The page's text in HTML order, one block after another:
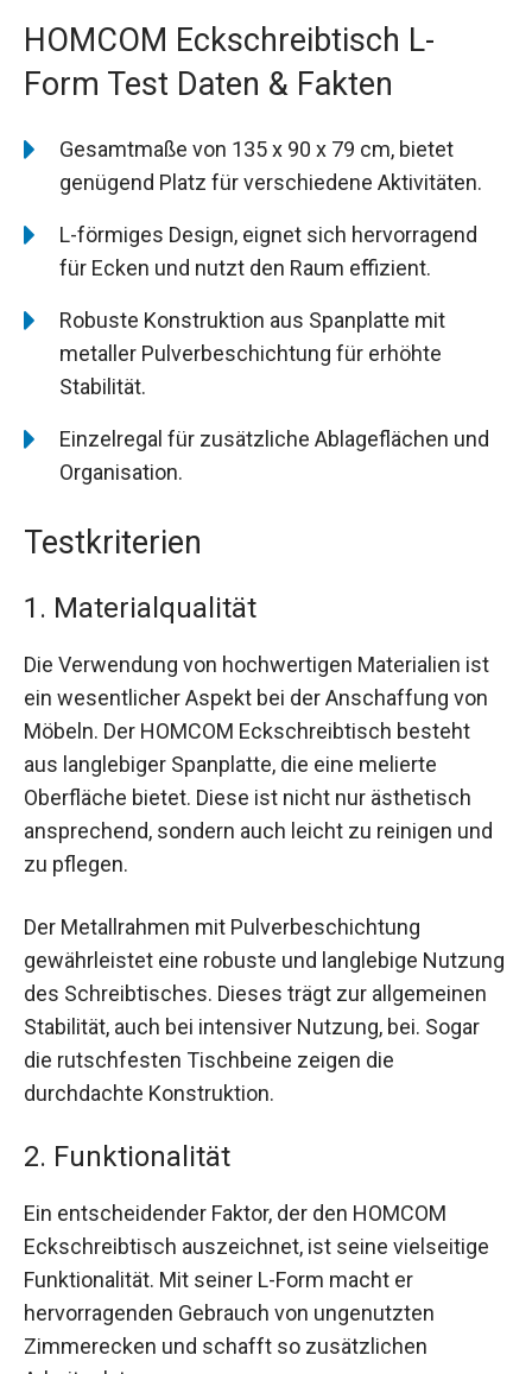
HOMCOM Eckschreibtisch L-
Form Test Daten & Fakten
Gesamtmaße von 135 x 90 x 79 cm, bietet
genügend Platz für verschiedene Aktivitäten.
L-förmiges Design, eignet sich hervorragend
für Ecken und nutzt den Raum effizient.
Robuste Konstruktion aus Spanplatte mit
metaller Pulverbeschichtung für erhöhte
Stabilität.
Einzelregal für zusätzliche Ablageflächen und
Organisation.
Testkriterien
1. Materialqualität
Die Verwendung von hochwertigen Materialien ist
ein wesentlicher Aspekt bei der Anschaffung von
Möbeln. Der HOMCOM Eckschreibtisch besteht
aus langlebiger Spanplatte, die eine melierte
Oberfläche bietet. Diese ist nicht nur ästhetisch
ansprechend, sondern auch leicht zu reinigen und
zu pflegen.
Der Metallrahmen mit Pulverbeschichtung
gewährleistet eine robuste und langlebige Nutzung
des Schreibtisches. Dieses trägt zur allgemeinen
Stabilität, auch bei intensiver Nutzung, bei. Sogar
die rutschfesten Tischbeine zeigen die
durchdachte Konstruktion.
2. Funktionalität
Ein entscheidender Faktor, der den HOMCOM
Eckschreibtisch auszeichnet, ist seine vielseitige
Funktionalität. Mit seiner L-Form macht er
hervorragenden Gebrauch von ungenutzten
Zimmerecken und schafft so zusätzlichen